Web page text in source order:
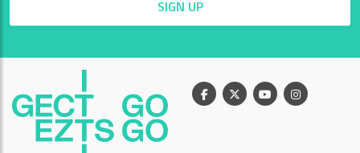
SIGN UP
Facebook
X YoutubeInstagram